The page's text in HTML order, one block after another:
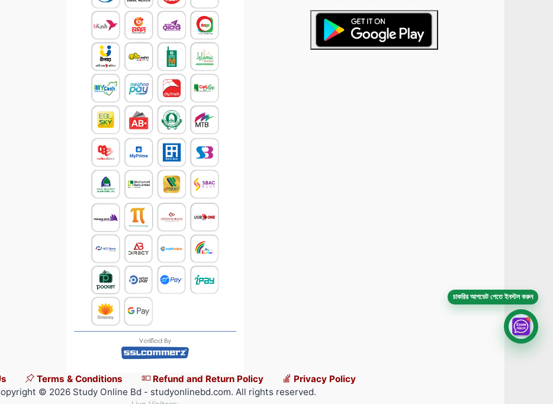
Terms & Conditions Refund and Return Policy
Privacy Policy
© 2026 Study Online Bd - studyonlinebd.com. All rights reserved.
চাকরির আপডেট পেতে ইনস্টল করুন